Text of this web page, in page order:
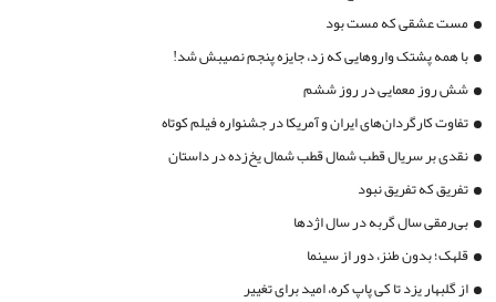
مست عشقی که مست بود
با همه پشتک واروهایی که زد، جایزه پنجم نصیبش شد!
شش روز معمایی در روز ششم
تفاوت کارگردان‌های ایران و آمریکا در جشنواره فیلم کوتاه
نقدی بر سریال قطب شمال قطب شمال یخ‌زده در داستان
تفریق که تفریق نبود
بی‌رمقی سال گربه در سال اژدها
قلهک؛ بدون طنز، دور از سینما
از گلبهار یزد تا کی پاپ کره، امید برای تغییر